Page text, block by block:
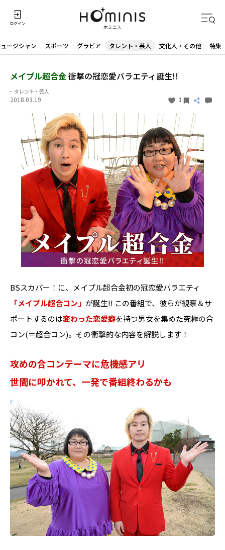
ージシャン スポーツ グラビア タレント・芸人 文化人・その他 特集
メイプル超合金衝撃の冠恋愛バラエティ誕生!!
タレント・芸人
2018.03.19 1
BSスカパー！に、メイプル超合金初の冠恋愛バラエティ
「メイプル超合コン」 が誕生!! この番組で、彼らが観察＆サ
ポートするのは変わった恋愛癖を持つ男女を集めた究極の合
コン(＝超合コン)。その衝撃的な内容を解説します！
攻めの合コンテーマに危機感アリ
世間に叩かれて、一発で番組終わるかも